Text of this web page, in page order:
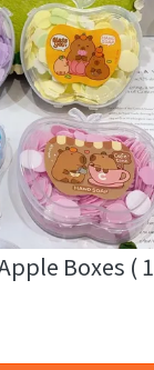
Boxes ( 1